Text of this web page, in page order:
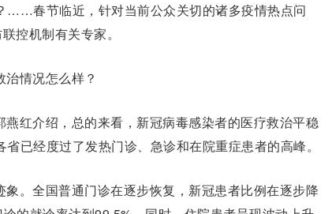
……春节临近，针对当前公众关切的诸多疫情热点问
控机制有关专家。
情况怎么样？
红介绍，总的来看，新冠病毒感染者的医疗救治平稳
已经度过了发热门诊、急诊和在院重症患者的高峰。
。全国普通门诊在逐步恢复，新冠患者比例在逐步降